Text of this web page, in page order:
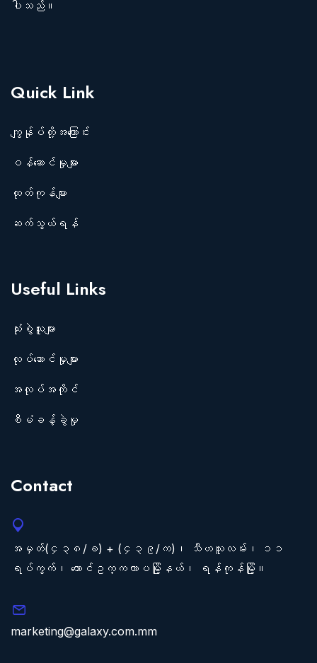
ပါသည်။
Quick Link
ကျွန်ုပ်တို့အကြောင်း
ဝန်ဆောင်မှုများ
ထုတ်ကုန်များ
ဆက်သွယ်ရန်
Useful Links
သုံးစွဲသူများ
လုပ်ဆောင်မှုများ
အလုပ်အကိုင်
စီမံခန့်ခွဲမှု
Contact
အမှတ်(၄၃၈/ခ) + (၄၃၉/က)၊ သီဟသူလမ်း၊ ၁၁
ရပ်ကွက်၊ တောင်ဥက္ကလာပမြို့နယ်၊ ရန်ကုန်မြို့။
marketing@galaxy.com.mm